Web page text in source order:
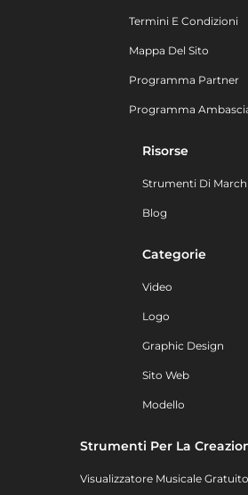
Termini E Condizioni
Mappa Del Sito
Programma Partner
Programma
Risorse
Strumenti Di
Blog
Categorie
Video
Logo
Graphic Design
Sito Web
Modello
Strumenti Per La
Visualizzatore Musicale Gratuito